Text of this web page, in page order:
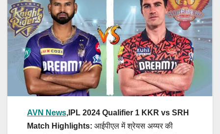
AVN News,IPL 2024 Qualifier 1 KKR vs SRH
Match Highlights: आईपीएल में श्रेयस अय्यर की